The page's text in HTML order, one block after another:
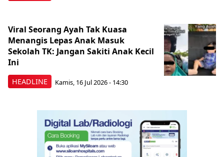
HEADLINE
Viral Seorang Ayah Tak Kuasa
Menangis Lepas Anak Masuk
Sekolah TK: Jangan Sakiti Anak Kecil
Ini
Kamis, 16 Jul 2026 - 14:30